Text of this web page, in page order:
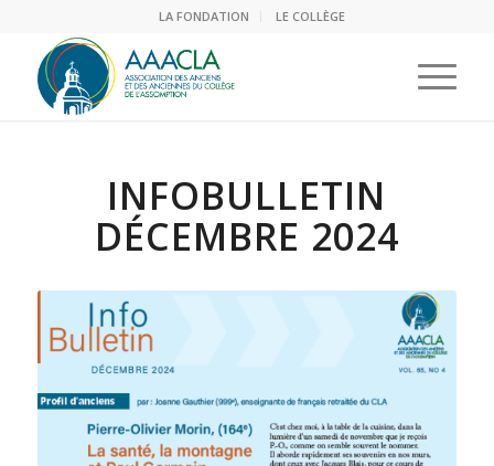
LA FONDATION LE COLLÈGE
INFOBULLETIN
DÉCEMBRE 2024